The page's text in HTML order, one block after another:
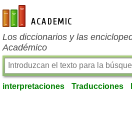
es-academic.com
Los diccionarios y las
Académico
interpretaciones Traducciones